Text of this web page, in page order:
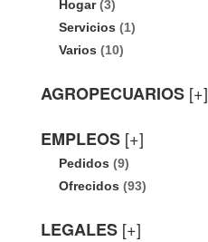
Hogar(3)
Servicios (1)
Varios (10)
AGROPECUARIOS [+]
EMPLEOS [+]
Pedidos (9)
Ofrecidos (93)
LEGALES [+]